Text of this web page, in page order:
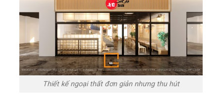
Thiết kế ngoại thất đơn giản nhưng thu hút